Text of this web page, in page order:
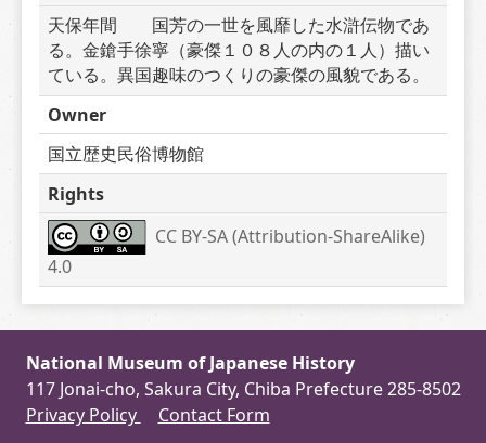
天保年間　　国芳の一世を風靡した水滸伝物であ
る。金鎗手徐寧（豪傑１０８人の内の１人）描い
ている。異国趣味のつくりの豪傑の風貌である。
Owner
国立歴史民俗博物館
Rights
CC BY-SA (Attribution-ShareAlike)
4.0
National Museum of Japanese History
117 Jonai-cho, Sakura City, Chiba Prefecture 285-8502
Privacy Policy
Contact Form